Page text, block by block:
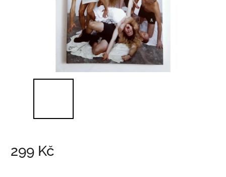
299 Kč